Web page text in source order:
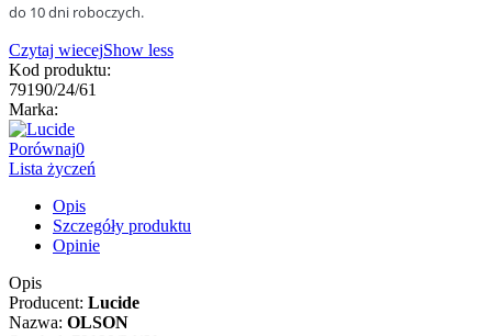
do 10 dni roboczych.
Czytaj wiecejShow less
Kod produktu:
79190/24/61
Marka:
Porównaj0
Lista życzeń
Opis
Szczegóły produktu
Opinie
Opis
Producent: Lucide
Nazwa: OLSON